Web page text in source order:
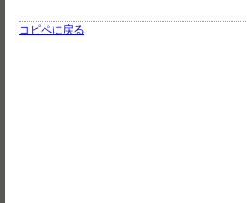
コピペに戻る